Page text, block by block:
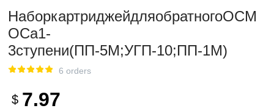
НаборкартриджейдляобратногоОСМ
ОСа1-
3ступени(ПП-5М;УГП-10;ПП-1М)
6 orders
$ 7.97